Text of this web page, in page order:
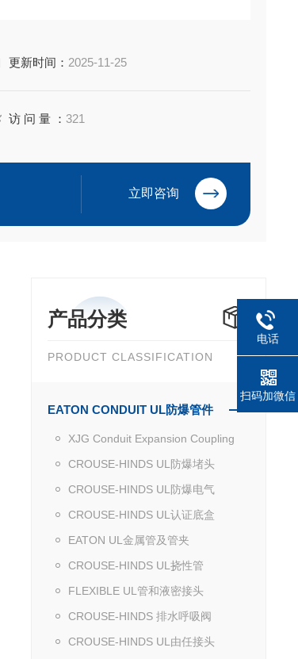
更新时间： 2025-11-25
访 问 量 ：321
立即咨询
产品分类
PRODUCT CLASSIFICATION
EATON CONDUIT UL防爆管件
XJG Conduit Expansion Coupling
CROUSE-HINDS UL防爆堵头
CROUSE-HINDS UL防爆电气
CROUSE-HINDS UL认证底盒
EATON UL金属管及管夹
CROUSE-HINDS UL挠性管
FLEXIBLE UL管和液密接头
CROUSE-HINDS 排水呼吸阀
CROUSE-HINDS UL由任接头
电话
扫码加微信